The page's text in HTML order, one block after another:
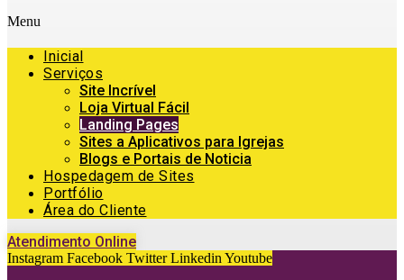
Menu
Inicial
Serviços
Site Incrível
Loja Virtual Fácil
Landing Pages
Sites a Aplicativos para Igrejas
Blogs e Portais de Noticia
Hospedagem de Sites
Portfólio
Área do Cliente
Atendimento Online
Instagram Facebook Twitter Linkedin Youtube